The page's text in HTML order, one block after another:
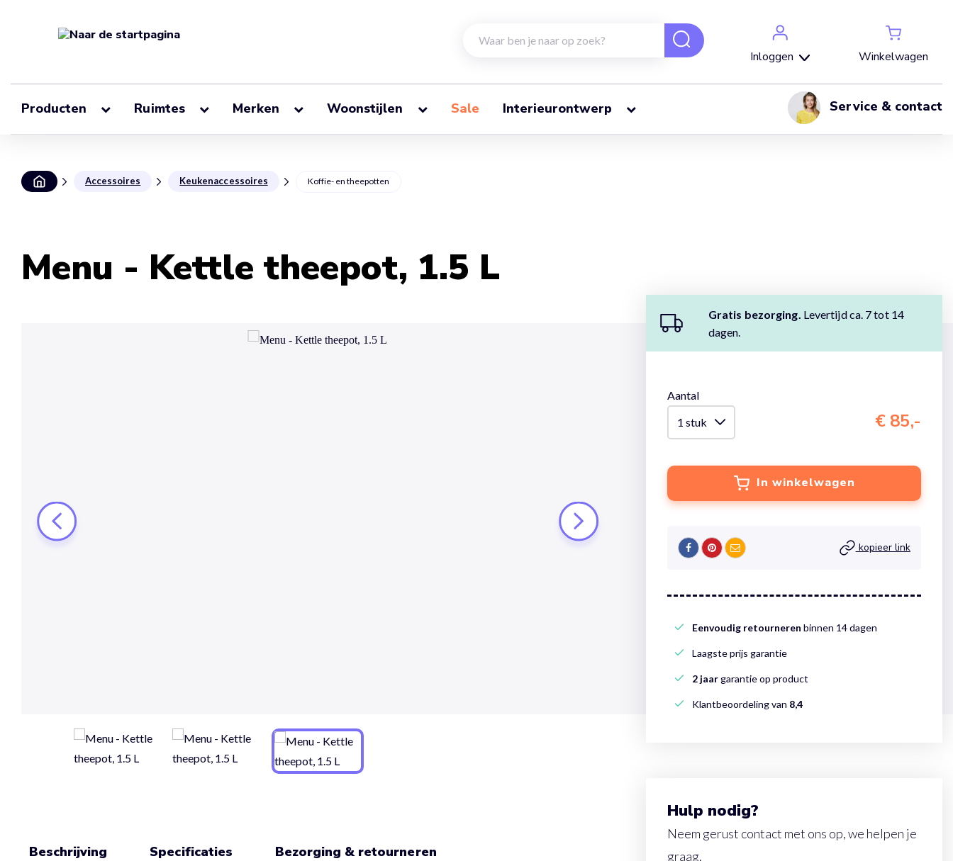
Inloggen Winkelwagen
Producten Ruimtes Merken Woonstijlen Sale Interieurontwerp Service & contact
Accessoires Keukenaccessoires Koffie- en theepotten
Menu - Kettle theepot, 1.5 L
Beschrijving Specificaties Bezorging & retourneren
Gratis bezorging. Levertijd ca. 7 tot 14
dagen.
Aantal
€ 85,-
In winkelwagen
kopieer link
Eenvoudig retourneren binnen 14 dagen
Laagste prijs garantie
2 jaargarantie op product
Klantbeoordeling van 8,4
Hulp nodig?
Neem gerust contact met ons op, we helpen je
graag.